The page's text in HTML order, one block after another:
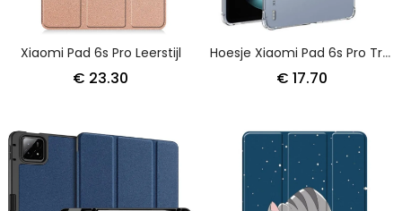
Xiaomi Pad 6s Pro Leerstijl
€ 23.30
Hoesje Xiaomi Pad 6s Pro Transparant Met Versterkte Hoeken
€ 17.70